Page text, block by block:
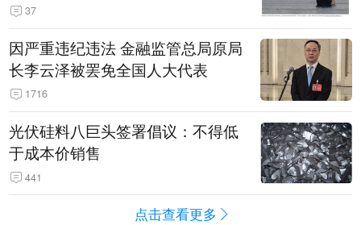
37
因严重违纪违法 金融监管总局原局
长李云泽被罢免全国人大代表
1716
光伏硅料八巨头签署倡议：不得低
于成本价销售
441
点击查看更多